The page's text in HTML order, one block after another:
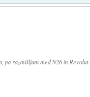
pa razmišljam med N26 in Revolut.